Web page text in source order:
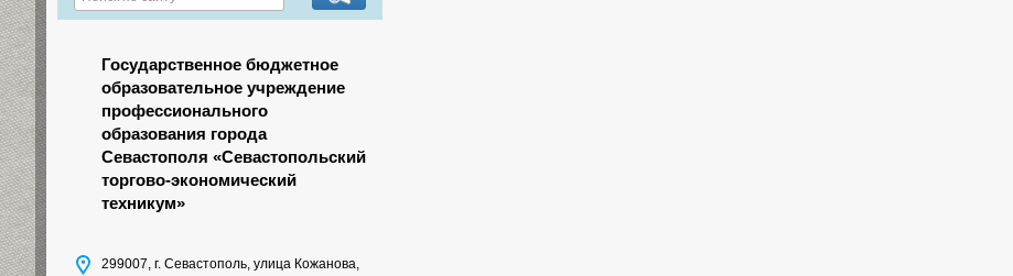
Государственное бюджетное
образовательное учреждение
профессионального
образования города
Севастополя «Севастопольский
торгово-экономический
техникум»
299007, г. Севастополь, улица Кожанова,